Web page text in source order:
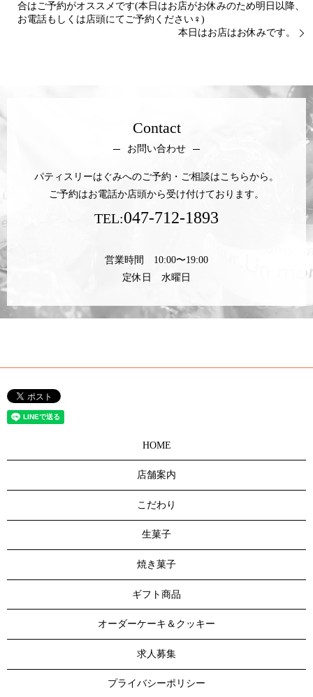
合はご予約がオススメです(本日はお店がお休みのため明日以降、
お電話もしくは店頭にてご予約ください‍♀️)
本日はお店はお休みです。
Contact
お問い合わせ
パティスリーはぐみへのご予約・ご相談はこちらから。
ご予約はお電話か店頭から受け付けております。
TEL:047-712-1893
営業時間 10:00〜19:00
定休日 水曜日
HOME
店舗案内
こだわり
生菓子
焼き菓子
ギフト商品
オーダーケーキ＆クッキー
求人募集
プライバシーポリシー